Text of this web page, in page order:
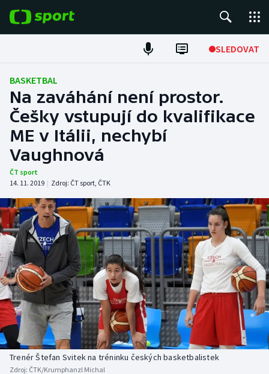
SLEDOVAT
Fotbal
Hokej
Tenis
Atletika
DALŠÍ SPORTY
Americký fotbal
Baseball a softbal
Basketbal
Biatlon
Boby a skeleton
NEPŘEHLÉDNĚTE
Soutěže
Historické návraty
Aplikace ČT sport
AZ kvíz
BASKETBAL
Na zaváhání není prostor.
Češky vstupují do kvalifikace
ME v Itálii, nechybí
Vaughnová
ČT sport
14. 11. 2019 | Zdroj: ČT sport, ČTK
Trenér Štefan Svitek na tréninku českých basketbalistek
Zdroj: ČTK/Krumphanzl Michal